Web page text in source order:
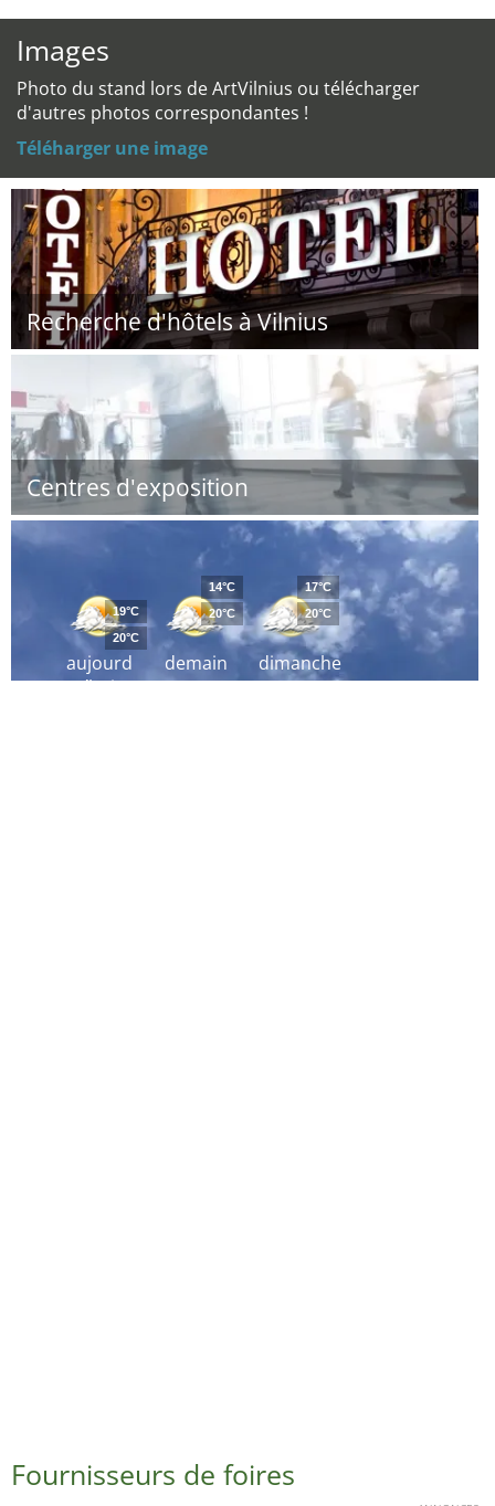
Images
Photo du stand lors de ArtVilnius ou télécharger
d'autres photos correspondantes !
Téléharger une image
Recherche d'hôtels à Vilnius
Centres d'exposition
aujourd
´hui
19°C
20°C
demain
14°C
20°C
dimanche
17°C
20°C
Fournisseurs de foires